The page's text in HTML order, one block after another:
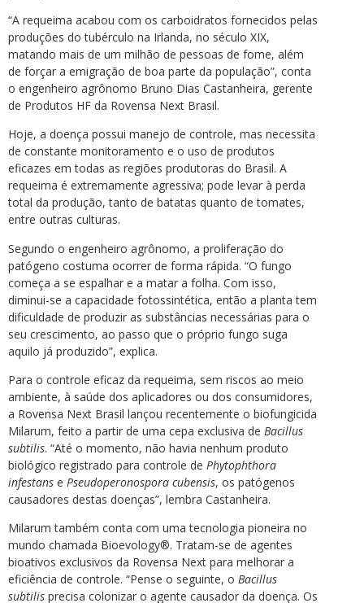
“A requeima acabou com os carboidratos fornecidos pelas
produções do tubérculo na Irlanda, no século XIX,
matando mais de um milhão de pessoas de fome, além
de forçar a emigração de boa parte da população”, conta
o engenheiro agrônomo Bruno Dias Castanheira, gerente
de Produtos HF da Rovensa Next Brasil.
Hoje, a doença possui manejo de controle, mas necessita
de constante monitoramento e o uso de produtos
eficazes em todas as regiões produtoras do Brasil. A
requeima é extremamente agressiva; pode levar à perda
total da produção, tanto de batatas quanto de tomates,
entre outras culturas.
Segundo o engenheiro agrônomo, a proliferação do
patógeno costuma ocorrer de forma rápida. “O fungo
começa a se espalhar e a matar a folha. Com isso,
diminui-se a capacidade fotossintética, então a planta tem
dificuldade de produzir as substâncias necessárias para o
seu crescimento, ao passo que o próprio fungo suga
aquilo já produzido”, explica.
Para o controle eficaz da requeima, sem riscos ao meio
ambiente, à saúde dos aplicadores ou dos consumidores,
a Rovensa Next Brasil lançou recentemente o biofungicida
Milarum, feito a partir de uma cepa exclusiva de Bacillus
subtilis. “Até o momento, não havia nenhum produto
biológico registrado para controle de Phytophthora
infestans e Pseudoperonospora cubensis, os patógenos
causadores destas doenças”, lembra Castanheira.
Milarum também conta com uma tecnologia pioneira no
mundo chamada Bioevology®. Tratam-se de agentes
bioativos exclusivos da Rovensa Next para melhorar a
eficiência de controle. “Pense o seguinte, o Bacillus
subtilis precisa colonizar o agente causador da doença. Os